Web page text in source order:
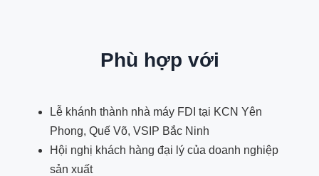
Phù hợp với
Lễ khánh thành nhà máy FDI tại KCN Yên
Phong, Quế Võ, VSIP Bắc Ninh
Hội nghị khách hàng đại lý của doanh nghiệp
sản xuất